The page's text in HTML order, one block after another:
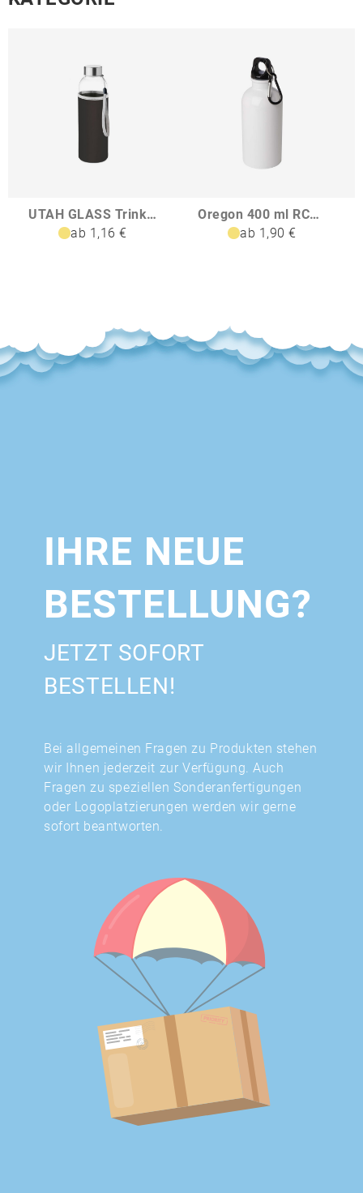
UTAH GLASS Trinkflasche Glas 500 ml
ab 1,16 €
Oregon 400 ml RCS-zertifizierte einwandige Trinkflasche aus Edelstahl mit Karabinerhaken
ab 1,90 €
IHRE NEUE
BESTELLUNG?
JETZT SOFORT
BESTELLEN!
Bei allgemeinen Fragen zu Produkten stehen
wir Ihnen jederzeit zur Verfügung. Auch
Fragen zu speziellen Sonderanfertigungen
oder Logoplatzierungen werden wir gerne
sofort beantworten.